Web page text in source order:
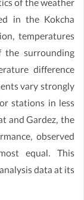
of the weather
in the Kokcha
temperatures
surrounding
difference
vary strongly
stations in less
and Gardez, the
observed
equal. This
data at its